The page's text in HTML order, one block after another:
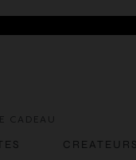
CADEAU
CREATEURS